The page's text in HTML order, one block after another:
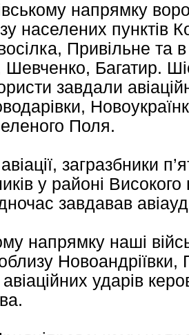
напрямку
населених пунктів
Привільне та в
Багатир.
завдали
Поля.
загразбники
у районі
завдавав
напрямку наші
Новоандріївки,
ударів